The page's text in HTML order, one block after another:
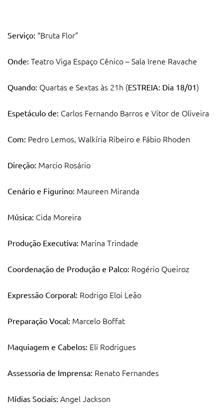
Serviço: “Bruta Flor”
Onde: Teatro Viga Espaço Cênico – Sala Irene Ravache
Quando: Quartas e Sextas às 21h (ESTREIA: Dia 18/01)
Espetáculo de: Carlos Fernando Barros e Vitor de Oliveira
Com: Pedro Lemos, Walkíria Ribeiro e Fábio Rhoden
Direção: Marcio Rosário
Cenário e Figurino: Maureen Miranda
Música: Cida Moreira
Produção Executiva: Marina Trindade
Coordenação de Produção e Palco: Rogério Queiroz
Expressão Corporal: Rodrigo Eloi Leão
Preparação Vocal: Marcelo Boffat
Maquiagem e Cabelos: Eli Rodrigues
Assessoria de Imprensa: Renato Fernandes
Mídias Sociais: Angel Jackson